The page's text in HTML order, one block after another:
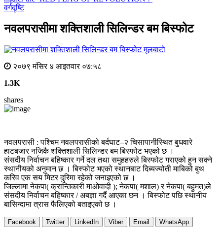
वर्गदृष्टि
नवलपरासीमा शक्तिशाली सिलिन्डर बम बिस्फोट
मूलबाटाे
२०७९ मंसिर ४ आइतवार ०७:५८
1.3K
shares
नवलपरासी : पश्चिम नवलपरासीको बर्दघाट–२ चिसापानीस्थित बुधवारे
हाटबजार नजिकै शक्तिशाली सिलिन्डर बम बिस्फोट भएको छ ।
संसदीय निर्वाचन बहिष्कार गर्ने दल तथा समुहहरुले बिस्फोट गराएको हुन सक्ने
स्थानीयको अनुमान छ । बिस्फोट भएको स्थानबाट दिब्यज्योती माबिको बुथ
करिव एक सय मिटर दुरिमा रहेको जनाइएको छ ।
जिल्लामा नेकपा( क्रान्तिकारी माओवादी ); नेकपा( मशाल) र नेकपा( बहुमत)ले
संसदीय निर्वाचन बहिष्कार / अबज्ञा गर्दै आएका छन । बिस्फोट पछि स्थानीय
बासिन्दामा त्रास फैलिएको बताइएको छ ।
Facebook Twitter LinkedIn Viber Email WhatsApp